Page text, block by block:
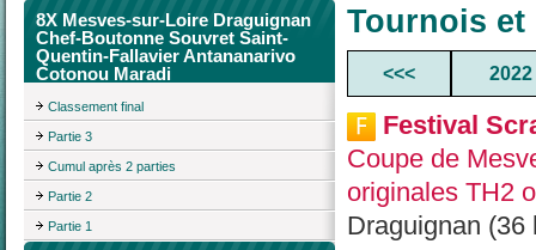
8X Mesves-sur-Loire Draguignan
Chef-Boutonne Souvret Saint-
Quentin-Fallavier Antananarivo
Cotonou Maradi
Classement final
Partie 3
Cumul après 2 parties
Partie 2
Partie 1
Tournois
<<< 2022
Festival
Coupe de
originales TH2
Draguignan (36